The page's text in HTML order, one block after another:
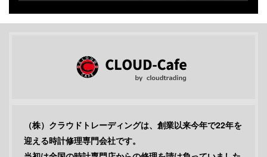
（株）クラウドトレーディングは、創業以来今年で22年を
迎える時計修理専門会社です。